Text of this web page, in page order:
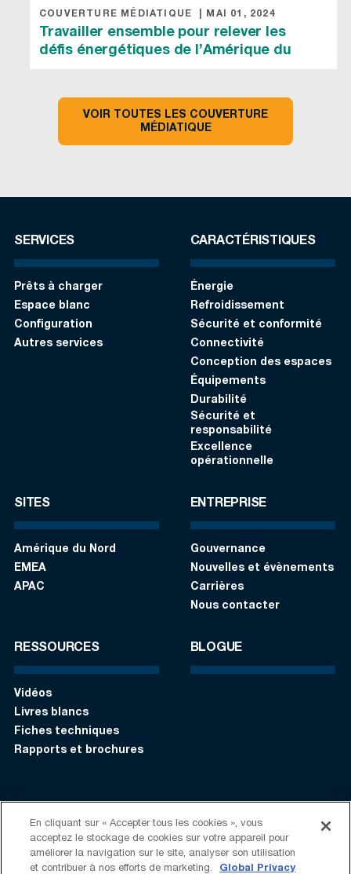
COUVERTURE MÉDIATIQUE MAI 01, 2024
Travailler ensemble pour relever les
défis énergétiques de l’Amérique du
VOIR TOUTES LES COUVERTURE
MÉDIATIQUE
SERVICES
Prêts à charger
Espace blanc
Configuration
Autres services
CARACTÉRISTIQUES
Énergie
Refroidissement
Sécurité et conformité
Connectivité
Conception des espaces
Équipements
Durabilité
Sécurité et
responsabilité
Excellence
opérationnelle
SITES
Amérique du Nord
EMEA
APAC
ENTREPRISE
Gouvernance
Nouvelles et évènements
Carrières
Nous contacter
RESSOURCES
Vidéos
Livres blancs
Fiches techniques
Rapports et brochures
BLOGUE
S’identifier Contactez-nous: +1 (408) 748-9830
Suivez-nous:
En cliquant sur « Accepter tous les cookies », vous
acceptez le stockage de cookies sur votre appareil pour
améliorer la navigation sur le site, analyser son utilisation
et contribuer à nos efforts de marketing.
Global Privacy